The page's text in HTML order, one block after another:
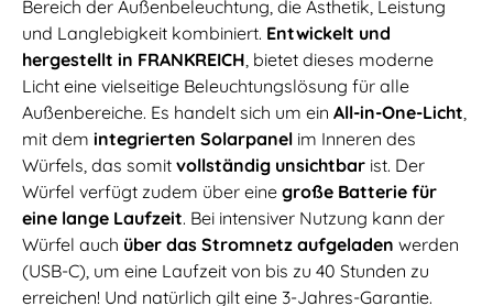
Bereich der Außenbeleuchtung, die Ästhetik, Leistung
und Langlebigkeit kombiniert. Entwickelt und
hergestellt in FRANKREICH, bietet dieses moderne
Licht eine vielseitige Beleuchtungslösung für alle
Außenbereiche. Es handelt sich um ein All-in-One-Licht,
mit dem integrierten Solarpanel im Inneren des
Würfels, das somit vollständig unsichtbar ist. Der
Würfel verfügt zudem über eine große Batterie für
eine lange Laufzeit. Bei intensiver Nutzung kann der
Würfel auch über das Stromnetz aufgeladen werden
(USB-C), um eine Laufzeit von bis zu 40 Stunden zu
erreichen! Und natürlich gilt eine 3-Jahres-Garantie.